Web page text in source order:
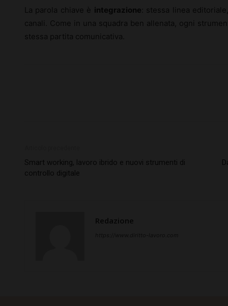
La parola chiave è integrazione : stessa linea
canali. Come in una squadra ben allenata, ogni
stessa partita comunicativa.
Smart working, lavoro ibrido e nuovi strumenti di
controllo digitale
Redazione